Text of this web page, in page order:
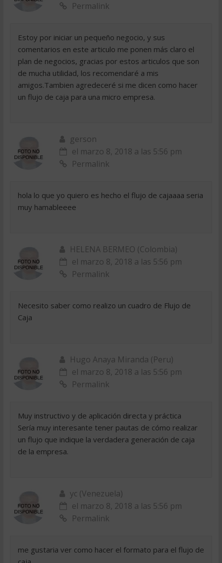
Permalink
Estoy por iniciar un pequeño negocio, y sus
comentarios en este articulo me ponen más claro el
plan de negocios, gracias por estos articulos que son
de mucha utilidad, los recomendaré a mis
amigos.Tambien agredeceré si me dicen como hacer
un flujo de caja para una micro empresa.
gerson
el marzo 8, 2018 a las 5:56 pm
Permalink
hola lo que yo quiero es hecho el flujo de cajaaaa seria
muy hamableeee
HELENA BERMEO (Colombia)
el marzo 8, 2018 a las 5:56 pm
Permalink
Necesito saber como realizo un cuadro de Flujo de
Caja
Hugo Anaya Miranda (Peru)
el marzo 8, 2018 a las 5:56 pm
Permalink
Muy instructivo y de aplicación directa y práctica
Sería muy interesante tener pautas de cómo realizar
un flujo que indique la verdadera generación de caja
de la empresa.
yc (Venezuela)
el marzo 8, 2018 a las 5:56 pm
Permalink
me gustaria ver como hacer el formato para el flujo de